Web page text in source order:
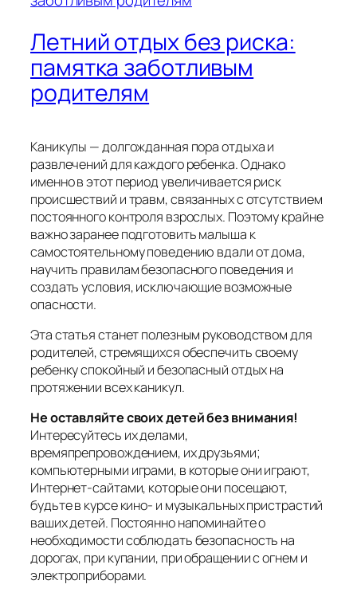
Летний отдых без риска:
памятка заботливым
родителям
Каникулы — долгожданная пора отдыха и
развлечений для каждого ребенка. Однако
именно в этот период увеличивается риск
происшествий и травм, связанных с отсутствием
постоянного контроля взрослых. Поэтому крайне
важно заранее подготовить малыша к
самостоятельному поведению вдали от дома,
научить правилам безопасного поведения и
создать условия, исключающие возможные
опасности.
Эта статья станет полезным руководством для
родителей, стремящихся обеспечить своему
ребенку спокойный и безопасный отдых на
протяжении всех каникул.
Не оставляйте своих детей без внимания!
Интересуйтесь их делами,
времяпрепровождением, их друзьями;
компьютерными играми, в которые они играют,
Интернет-сайтами, которые они посещают,
будьте в курсе кино- и музыкальных пристрастий
ваших детей. Постоянно напоминайте о
необходимости соблюдать безопасность на
дорогах, при купании, при обращении с огнем и
электроприборами.